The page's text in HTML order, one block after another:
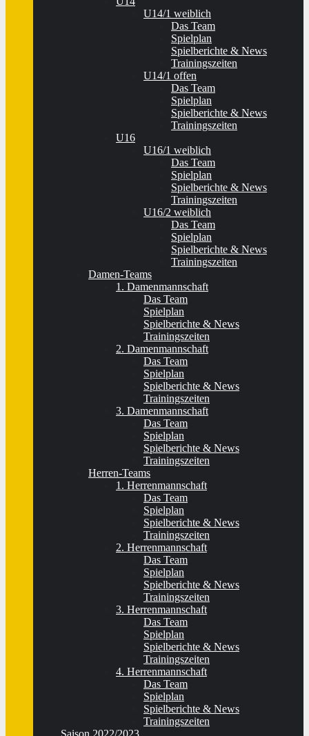
U14/1 weiblich
Das Team
Spielplan
Spielberichte & News
Trainingszeiten
U14/1 offen
Das Team
Spielplan
Spielberichte & News
Trainingszeiten
U16
U16/1 weiblich
Das Team
Spielplan
Spielberichte & News
Trainingszeiten
U16/2 weiblich
Das Team
Spielplan
Spielberichte & News
Trainingszeiten
Damen-Teams
1. Damenmannschaft
Das Team
Spielplan
Spielberichte & News
Trainingszeiten
2. Damenmannschaft
Das Team
Spielplan
Spielberichte & News
Trainingszeiten
3. Damenmannschaft
Das Team
Spielplan
Spielberichte & News
Trainingszeiten
Herren-Teams
1. Herrenmannschaft
Das Team
Spielplan
Spielberichte & News
Trainingszeiten
2. Herrenmannschaft
Das Team
Spielplan
Spielberichte & News
Trainingszeiten
3. Herrenmannschaft
Das Team
Spielplan
Spielberichte & News
Trainingszeiten
4. Herrenmannschaft
Das Team
Spielplan
Spielberichte & News
Trainingszeiten
Saison 2022/2023